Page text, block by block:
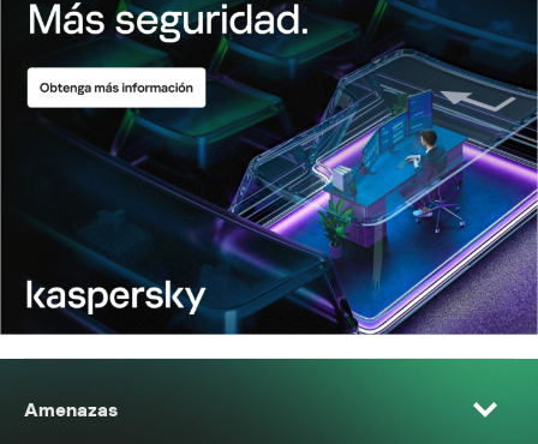
Amenazas